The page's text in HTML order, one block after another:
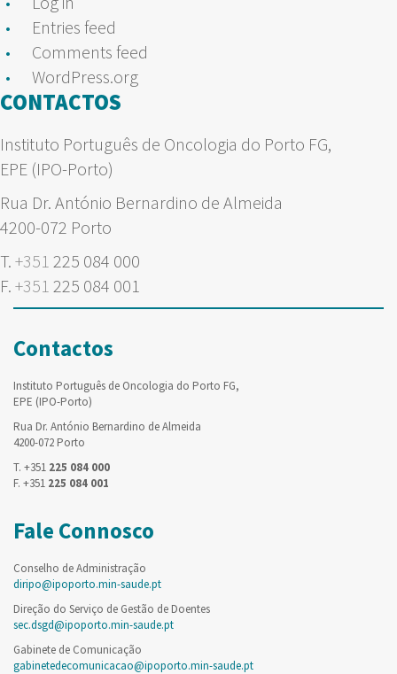
Entries feed
Comments feed
WordPress.org
CONTACTOS
Instituto Português de Oncologia do Porto FG,
EPE (IPO-Porto)
Rua Dr. António Bernardino de Almeida
4200-072 Porto
T. +351 225 084 000
F. +351 225 084 001
Contactos
Instituto Português de Oncologia do Porto FG,
EPE (IPO-Porto)
Rua Dr. António Bernardino de Almeida
4200-072 Porto
T. +351 225 084 000
F. +351 225 084 001
Fale Connosco
Conselho de Administração
diripo@ipoporto.min-saude.pt
Direção do Serviço de Gestão de Doentes
sec.dsgd@ipoporto.min-saude.pt
Gabinete de Comunicação
gabinetedecomunicacao@ipoporto.min-saude.pt